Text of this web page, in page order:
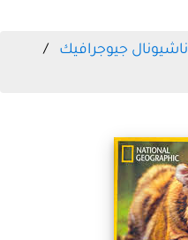
ناشيونال جيوجرافيك